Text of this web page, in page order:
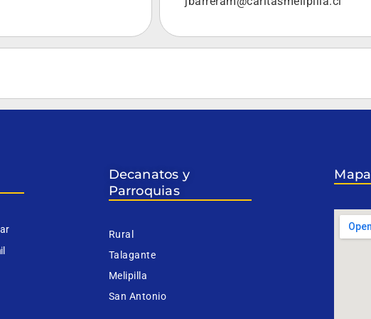
Decanatos y
Parroquias
Rural
Talagante
Melipilla
San Antonio
Mapa